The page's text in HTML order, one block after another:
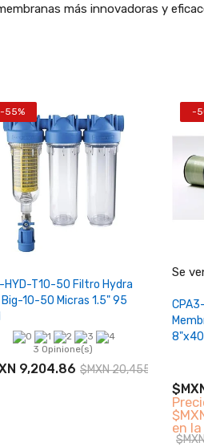
más innovadoras y
-55%
HYD-T10-50 Filtro Hydra
Big-10-50 Micras 1.5" 95
3 Opinione(s)
9,204.86 $MXN 20,455.24
-
Se
en